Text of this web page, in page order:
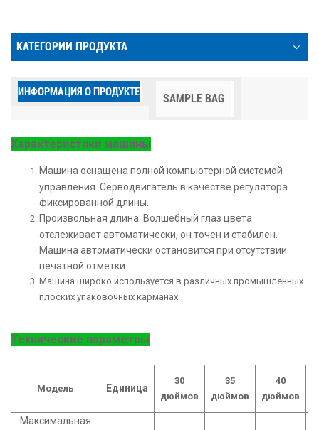
КАТЕГОРИИ ПРОДУКТА
ИНФОРМАЦИЯ О ПРОДУКТЕ SAMPLE BAG
Характеристики машины
Машина оснащена полной компьютерной системой
управления. Серводвигатель в качестве регулятора
фиксированной длины.
Произвольная длина. Волшебный глаз цвета
отслеживает автоматически, он точен и стабилен.
Машина автоматически остановится при отсутствии
печатной отметки.
Машина широко используется в различных промышленных
плоских упаковочных карманах.
Технические параметры
Модель Единица
30
дюймов
35
дюймов
40
дюймов
Максимальная